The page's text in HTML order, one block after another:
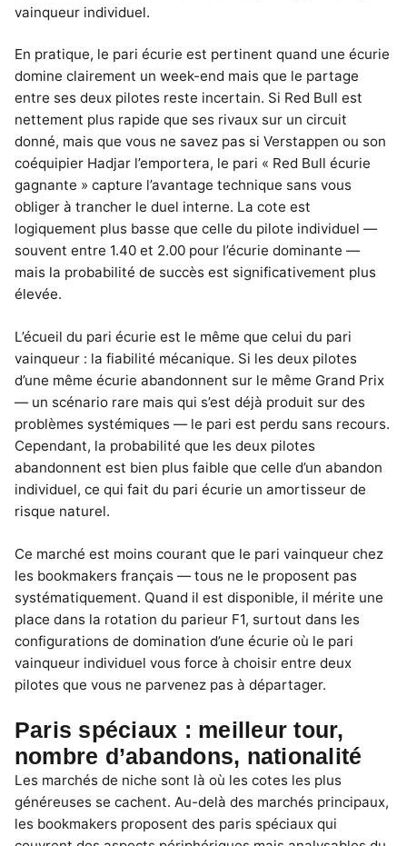
vainqueur individuel.
En pratique, le pari écurie est pertinent quand une écurie
domine clairement un week-end mais que le partage
entre ses deux pilotes reste incertain. Si Red Bull est
nettement plus rapide que ses rivaux sur un circuit
donné, mais que vous ne savez pas si Verstappen ou son
coéquipier Hadjar l’emportera, le pari « Red Bull écurie
gagnante » capture l’avantage technique sans vous
obliger à trancher le duel interne. La cote est
logiquement plus basse que celle du pilote individuel —
souvent entre 1.40 et 2.00 pour l’écurie dominante —
mais la probabilité de succès est significativement plus
élevée.
L’écueil du pari écurie est le même que celui du pari
vainqueur : la fiabilité mécanique. Si les deux pilotes
d’une même écurie abandonnent sur le même Grand Prix
— un scénario rare mais qui s’est déjà produit sur des
problèmes systémiques — le pari est perdu sans recours.
Cependant, la probabilité que les deux pilotes
abandonnent est bien plus faible que celle d’un abandon
individuel, ce qui fait du pari écurie un amortisseur de
risque naturel.
Ce marché est moins courant que le pari vainqueur chez
les bookmakers français — tous ne le proposent pas
systématiquement. Quand il est disponible, il mérite une
place dans la rotation du parieur F1, surtout dans les
configurations de domination d’une écurie où le pari
vainqueur individuel vous force à choisir entre deux
pilotes que vous ne parvenez pas à départager.
Paris spéciaux : meilleur tour,
nombre d’abandons, nationalité
Les marchés de niche sont là où les cotes les plus
généreuses se cachent. Au-delà des marchés principaux,
les bookmakers proposent des paris spéciaux qui